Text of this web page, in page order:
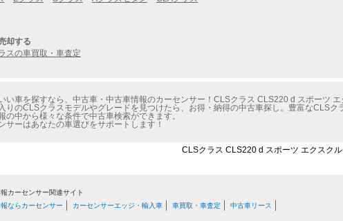
却する
スの車買取・車査定
い車を探すなら、中古車・中古車情報のカーセンサー！CLSクラス CLS220 d スポーツ
りのCLSクラスモデルやグレードを見つけたら、お得・納得の中古車探し。豊富なCLS
の中から様々な条件で中古車検索ができます。
サーはあなたの車選びをサポートします！
CLSクラス CLS220 d スポーツ エクスク
カーセンサー関連サイト
ならカーセンサー
カーセンサーエッジ・輸入車 車買取・車査定 中古車リース